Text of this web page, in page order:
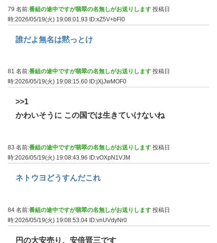
79 名前:番組の途中ですが翡翠の名無しがお送りします 投稿日
時:2026/05/19(火) 19:08:01.93 ID:xZ5V+bFl0
誰だよ無名は黙っとけ
81 名前:番組の途中ですが翡翠の名無しがお送りします 投稿日
時:2026/05/19(火) 19:08:15.60 ID:jXjJwMOF0
>>1
かわいそうに この国では生きていけないね
83 名前:番組の途中ですが翡翠の名無しがお送りします 投稿日
時:2026/05/19(火) 19:08:43.96
ID:vOXpN1VJM
ネトウヨどうすんだこれ
84 名前:番組の途中ですが翡翠の名無しがお送りします 投稿日
時:2026/05/19(火) 19:08:53.04 ID:vnUVdyNr0
円の大安売り、安倍晋三です